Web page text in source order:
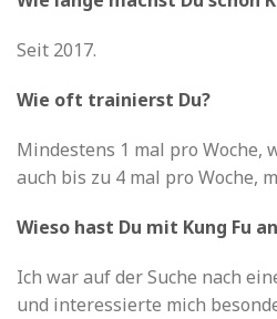
Seit 2017.
Wie oft trainierst Du?
Mindestens 1 mal pro Woche,
auch bis zu 4 mal pro Woche,
Wieso hast Du mit Kung Fu
Ich war auf der Suche nach
und interessierte mich